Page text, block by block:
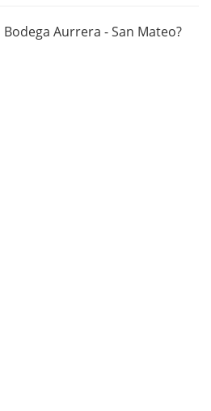
Aurrera - San Mateo?